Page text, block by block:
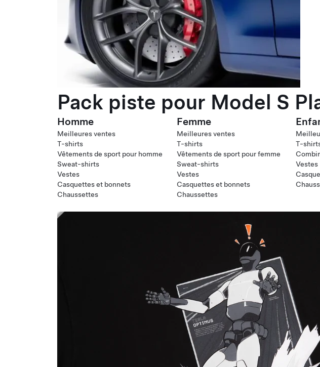
Pack piste pour Model S
Homme
Meilleures ventes
T-shirts
Vêtements de sport pour homme
Sweat-shirts
Vestes
Casquettes et bonnets
Chaussettes
Femme
Meilleures ventes
T-shirts
Vêtements de sport pour femme
Sweat-shirts
Vestes
Casquettes et bonnets
Chaussettes
T-
Vestes